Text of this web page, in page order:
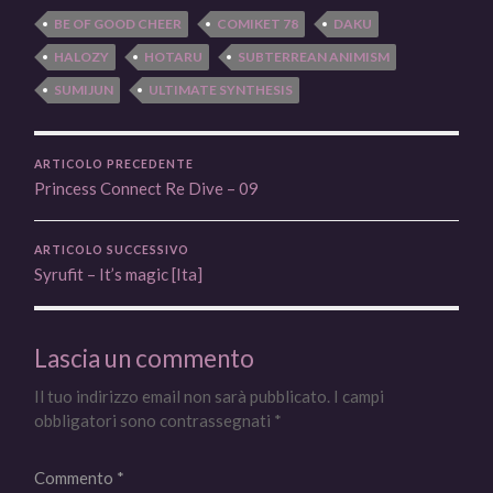
BE OF GOOD CHEER COMIKET 78
DAKU
HALOZY
HOTARU
SUBTERREAN ANIMISM
SUMIJUN
ULTIMATE SYNTHESIS
ARTICOLO PRECEDENTE
Princess Connect Re Dive – 09
ARTICOLO SUCCESSIVO
Syrufit – It’s magic [Ita]
Lascia un commento
Il tuo indirizzo email non sarà pubblicato. I campi
obbligatori sono contrassegnati *
Commento *